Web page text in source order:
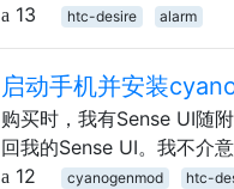
13
htc-desire alarm
启动手机并安装
购买时，我有Sense UI随
回我的Sense UI。我不介
12
cyanogenmod htc-